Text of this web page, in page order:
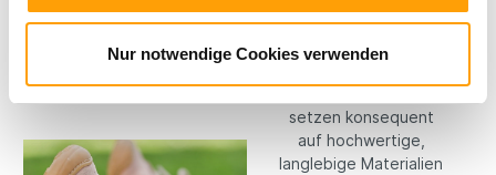
Nur notwendige Cookies verwenden
Bei RICOSTA machen
setzen konsequent
auf hochwertige,
langlebige Materialien